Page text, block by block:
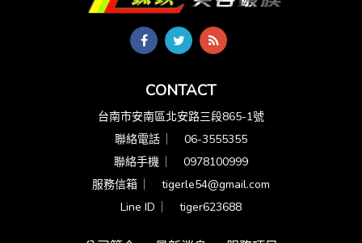
CONTACT
台南市安南區北安路三段865-1號
聯絡電話 ︳ 06-3555355
聯絡手機 ︳ 0978100999
服務信箱 ︳ tigerle54@gmail.com
Line ID ︳ tiger623688